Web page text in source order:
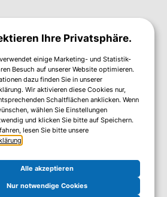
schon in sicheren Händen.
Datenschutz-Grundverordnung ist es
formellen Rahmen zu schaffen.
gemäß Art. 13 der DSGVO ein
Rahmens. So können Sie sich ein
wichtigsten Aspekte der
Website verschaffen.
gilt für Bacher Systems EDV GmbH
Einzelne Seiten können
Unternehmen enthalten. Auf diese
Einfluss und übernehmen daher
oder Haftung.
Ihre Privatsphäre.
einige Marketing- und Statistik-
Besuch auf unserer Website optimieren.
dazu finden Sie in unserer
Wir aktivieren diese Cookies nur,
Schaltflächen anklicken. Wenn
wählen Sie Einstellungen
und klicken Sie bitte auf Speichern.
lesen Sie bitte unsere
Alle akzeptieren
Nur notwendige Cookies